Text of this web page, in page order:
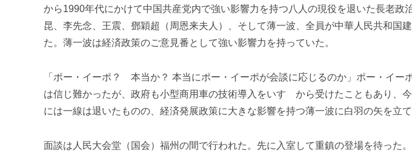
から1990年代にかけて中国共産党内で強い影響力を持つ八人の現役を退いた長老政
昆、李先念、王震、鄧穎超（周恩来夫人）、そして薄一波、全員が中華人民共和国
た。薄一波は経済政策のご意見番として強い影響力を持っていた。
「ポー・イーポ？ 本当か？ 本当にポー・イーポが会談に応じるのか」ポー・イー
は信じ難かったが、政府も小型商用車の技術導入をいすゞから受けたこともあり、
には一線は退いたものの、経済発展政策に大きな影響を持つ薄一波に白羽の矢を立て
面談は人民大会堂（国会）福州の間で行われた。先に入室して重鎮の登場を待った